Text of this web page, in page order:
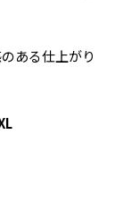
ある仕上がり